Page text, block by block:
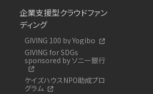
企業支援型クラウドファン
ディング
GIVING 100 by Yogibo
GIVING for SDGs
sponsored by ソニー銀行
ケイズハウスNPO助成プロ
グラム